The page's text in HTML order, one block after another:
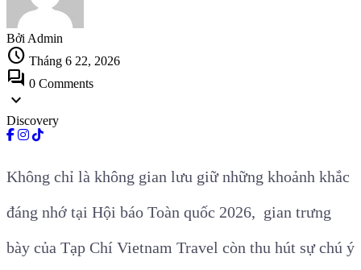
Bởi Admin
schedule Tháng 6 22, 2026
forum 0 Comments
expand_more
Discovery
Không chỉ là không gian lưu giữ những khoảnh khắc
đáng nhớ tại Hội báo Toàn quốc 2026, gian trưng
bày của Tạp Chí Vietnam Travel còn thu hút sự chú ý